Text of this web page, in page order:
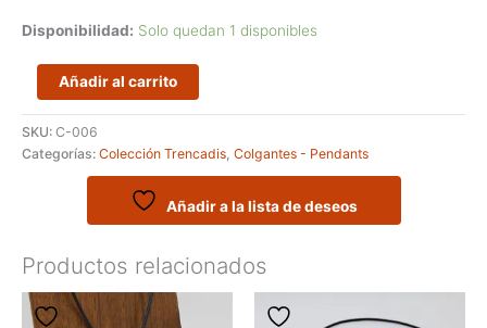
Disponibilidad: Solo quedan 1 disponibles
Colgante
Artesanal
en
plata
de
TRENCADIS
cantidad
Añadir al carrito
SKU: C-006
Categorías: Colección Trencadis, Colgantes - Pendants
Añadir a la lista de deseos
Productos relacionados